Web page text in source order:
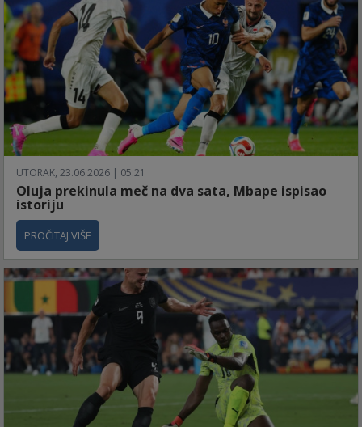
UTORAK, 23.06.2026 | 05:21
Oluja prekinula meč na dva sata, Mbape ispisao
istoriju
PROČITAJ VIŠE